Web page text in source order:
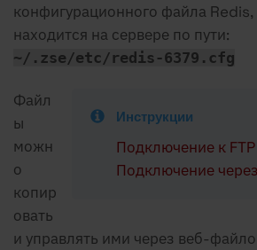
конфигурационного файла Redis,
находится на сервере по пути:
~/.zse/etc/redis-6379.cfg
Инструкции
Подключение к FTP
Подключение
Файл
ы
можн
о
копир
овать
и управлять ими через веб-